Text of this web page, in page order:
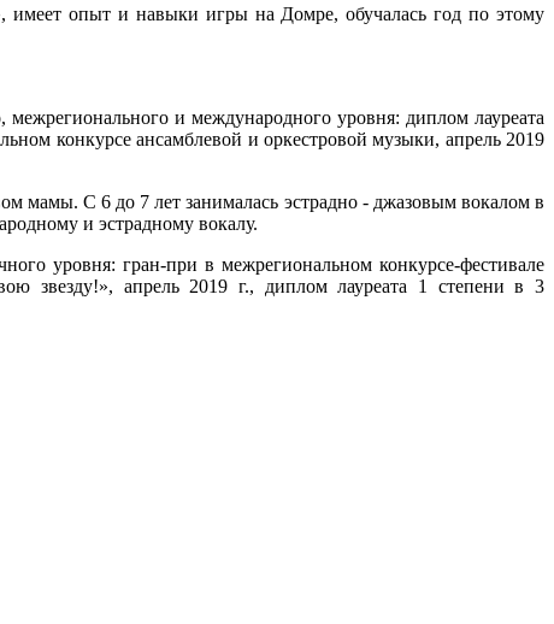
имеет опыт и навыки игры на Домре, обучалась год по этому
и международного уровня: диплом лауреата
конкурсе ансамблевой и оркестровой музыки, апрель 2019
мамы. С 6 до 7 лет занималась эстрадно - джазовым вокалом в
и эстрадному вокалу.
уровня: гран-при в межрегиональном конкурсе-фестивале
звезду!», апрель 2019 г., диплом лауреата 1 степени в 3